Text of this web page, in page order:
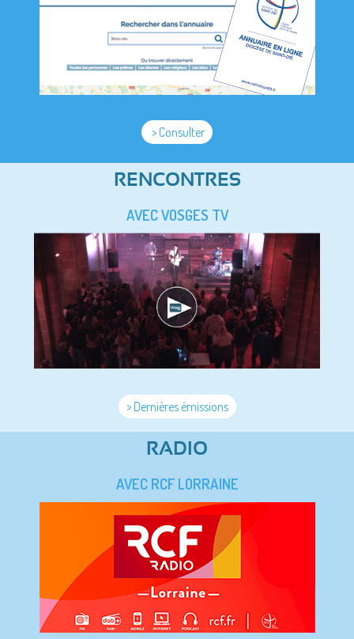
> Consulter
RENCONTRES
AVEC VOSGES TV
> Dernières émissions
RADIO
AVEC RCF LORRAINE